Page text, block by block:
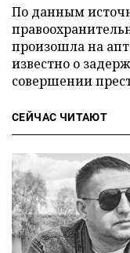
По данным
произошла на
известно о
совершении
СЕЙЧАС ЧИТАЮТ